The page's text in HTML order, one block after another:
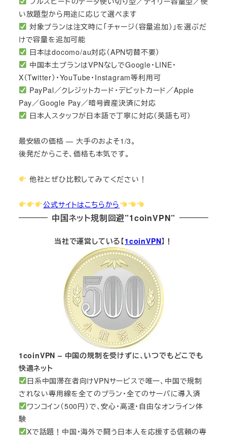
い放題型から用途に応じて選べます
対象プランは注文時に「チャージ（容量追加）」を選ぶだ
けで容量を追加可能
日本はdocomo/au対応（APN切替不要）
中国本土プランはVPNなしでGoogle・LINE・
X（Twitter）・YouTube・Instagram等利用可
PayPal／クレジットカード・デビットカード／Apple
Pay／Google Pay／暗号資産決済に対応
日本人スタッフが日本語で丁寧に対応（英語も可）
最安級の価格 — 大手のおよそ1/3。
後発だからこそ、価格も本気です。
他社とぜひ比較してみてください！
公式サイトはこちらから
中国ネット規制回避”1coinVPN”
当社で運営している【1coinVPN】！
1coinVPN – 中国の規制を受けずに、いつでもどこでも
快適ネット
日系中国滞在者向けVPNサービスで唯一、中国で規制
されない専用線を全てのプラン・全てのサーバに導入済
ワンコイン（500円）で、安心・高速・自由なオンライン体
験
Xで話題！中国・海外で闘う日本人を応援する信頼の専